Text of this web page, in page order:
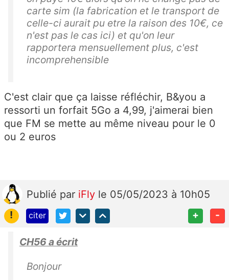
carte sim (la fabrication et le transport de
celle-ci aurait pu etre la raison des 10€, ce
n'est pas le cas ici) et qu'on leur
rapportera mensuellement plus, c'est
incomprehensible
C'est clair que ça laisse réfléchir, B&you a
ressorti un forfait 5Go a 4,99, j'aimerai bien
que FM se mette au même niveau pour le 0
ou 2 euros
Publié par iFly le 05/05/2023 à 10h05
!
citer + -
CH56 a écrit
Bonjour